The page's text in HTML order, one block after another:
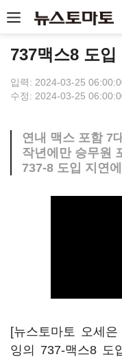
737맥스8 도입
입력: 2024-03-25
수정: 2024-03-25
연내 맥스 포함 7
작년에만 승무원
737-8 도입 지연
[뉴스토마토 오세은
잉의 737-맥스8 도